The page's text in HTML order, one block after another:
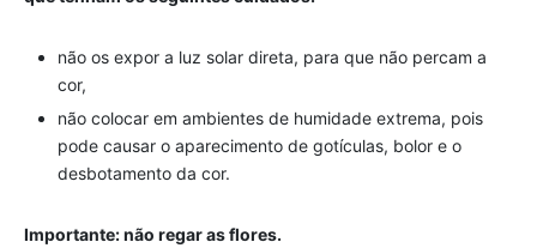
não os expor a luz solar direta, para que não percam a
cor,
não colocar em ambientes de humidade extrema, pois
pode causar o aparecimento de gotículas, bolor e o
desbotamento da cor.
Importante: não regar as flores.